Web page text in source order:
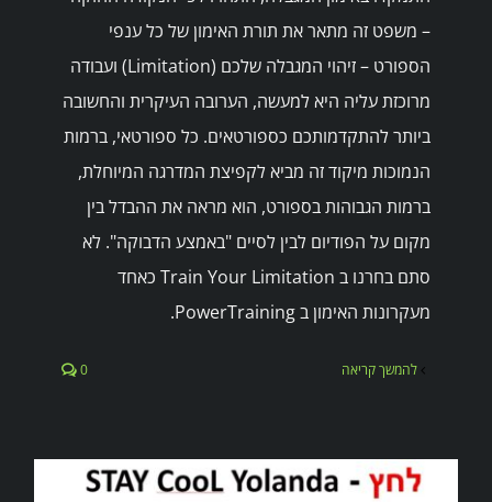
– משפט זה מתאר את תורת האימון של כל ענפי
הספורט – זיהוי המגבלה שלכם (Limitation) ועבודה
מרוכזת עליה היא למעשה, הערובה העיקרית והחשובה
ביותר להתקדמותכם כספורטאים. כל ספורטאי, ברמות
הנמוכות מיקוד זה מביא לקפיצת המדרגה המיוחלת,
ברמות הגבוהות בספורט, הוא מראה את ההבדל בין
מקום על הפודיום לבין לסיים "באמצע הדבוקה". לא
סתם בחרנו ב Train Your Limitation כאחד
מעקרונות האימון ב PowerTraining.
להמשך קריאה 0